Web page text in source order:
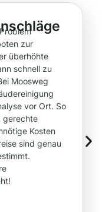
zur
überhöhte
schnell zu
Moosweg
vor Ort. So
gerechte
Kosten
sind genau